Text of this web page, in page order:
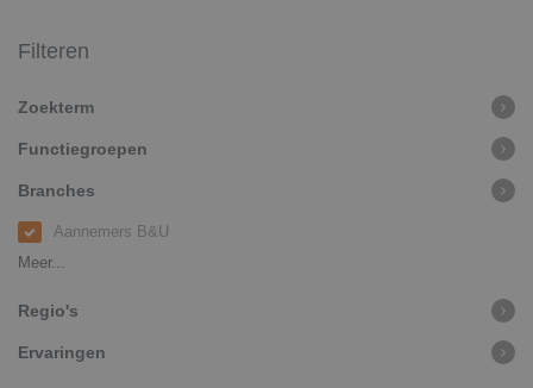
Filteren
Zoekterm
Functiegroepen
Branches
Aannemers B&U
Meer...
Regio's
Ervaringen